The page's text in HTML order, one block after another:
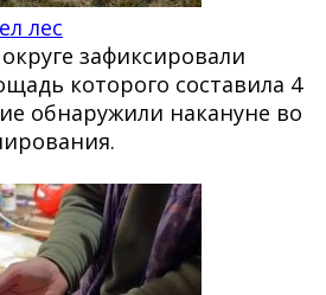
лес
зафиксировали
которого составила 4
обнаружили накануне во